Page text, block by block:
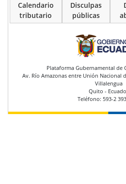
Calendario
tributario
Disculpas
públicas
pie de página
Plataforma Gubernamental de
Av. Río Amazonas entre Unión Nacional
Villalengua
Quito -
Teléfono: 593-2